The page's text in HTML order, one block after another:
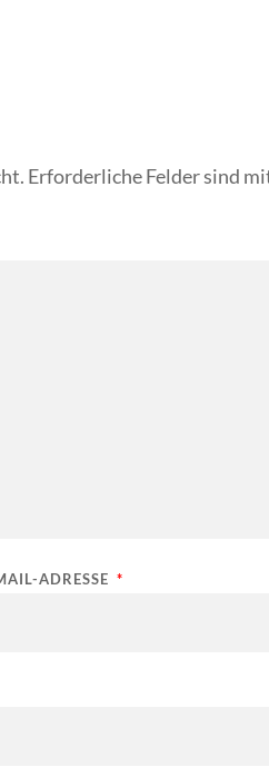
Erforderliche Felder sind
ADRESSE *